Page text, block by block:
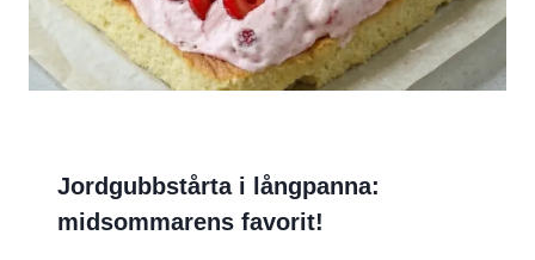
Jordgubbstårta i långpanna:
midsommarens favorit!